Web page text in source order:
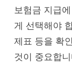
보험금 지급
게 선택해야
제표 등을 확
것이 중요합